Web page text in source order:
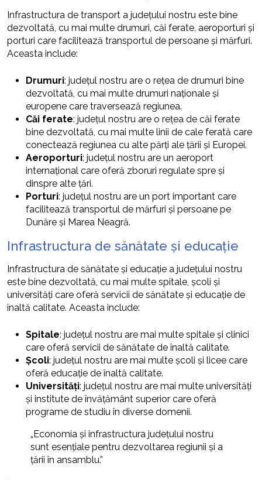
Infrastructura de transport a județului nostru este bine
dezvoltată, cu mai multe drumuri, căi ferate, aeroporturi și
porturi care facilitează transportul de persoane și mărfuri.
Aceasta include:
Drumuri: județul nostru are o rețea de drumuri bine
dezvoltată, cu mai multe drumuri naționale și
europene care traversează regiunea.
Căi ferate: județul nostru are o rețea de căi ferate
bine dezvoltată, cu mai multe linii de cale ferată care
conectează regiunea cu alte părți ale țării și Europei.
Aeroporturi: județul nostru are un aeroport
internațional care oferă zboruri regulate spre și
dinspre alte țări.
Porturi: județul nostru are un port important care
facilitează transportul de mărfuri și persoane pe
Dunăre și Marea Neagră.
Infrastructura de sănătate și educație
Infrastructura de sănătate și educație a județului nostru
este bine dezvoltată, cu mai multe spitale, școli și
universități care oferă servicii de sănătate și educație de
înaltă calitate. Aceasta include:
Spitale: județul nostru are mai multe spitale și clinici
care oferă servicii de sănătate de înaltă calitate.
Școli: județul nostru are mai multe școli și licee care
oferă educație de înaltă calitate.
Universități: județul nostru are mai multe universități
și institute de învățământ superior care oferă
programe de studiu în diverse domenii.
„Economia și infrastructura județului nostru
sunt esențiale pentru dezvoltarea regiunii și a
țării în ansamblu.”